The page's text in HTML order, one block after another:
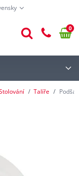
0
Talíře